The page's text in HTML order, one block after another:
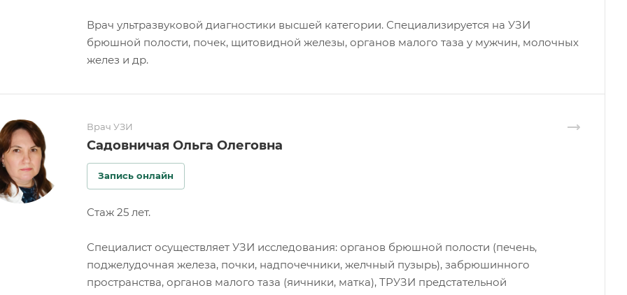
Врач ультразвуковой диагностики высшей категории. Специализируется на УЗИ
брюшной полости, почек, щитовидной железы, органов малого таза у мужчин, молочных
желез и др.
Врач УЗИ
Садовничая Ольга Олеговна
Запись онлайн
Стаж 25 лет.
Специалист осуществляет УЗИ исследования: органов брюшной полости (печень,
поджелудочная железа, почки, надпочечники, желчный пузырь), забрюшинного
пространства, органов малого таза (яичники, матка), ТРУЗИ предстательной